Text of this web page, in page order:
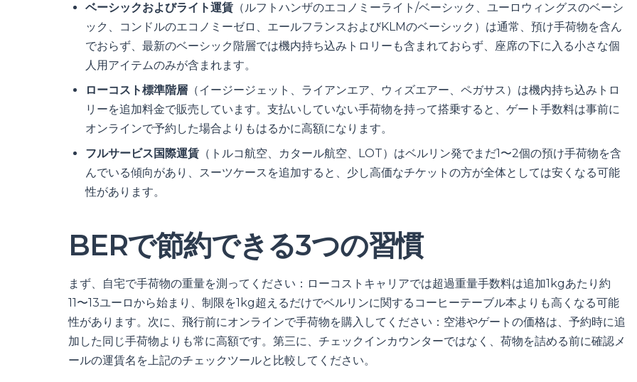
ベーシックおよびライト運賃 （ルフトハンザのエコノミーライト/ベーシック、ユーロウィングスのベーシ
ック、コンドルのエコノミーゼロ、エールフランスおよびKLMのベーシック）は通常、預け手荷物を含ん
でおらず、最新のベーシック階層では機内持ち込みトロリーも含まれておらず、座席の下に入る小さな個
人用アイテムのみが含まれます。
ローコスト標準階層 （イージージェット、ライアンエア、ウィズエアー、ペガサス）は機内持ち込みトロ
リーを追加料金で販売しています。支払いしていない手荷物を持って搭乗すると、ゲート手数料は事前に
オンラインで予約した場合よりもはるかに高額になります。
フルサービス国際運賃 （トルコ航空、カタール航空、LOT）はベルリン発でまだ1〜2個の預け手荷物を含
んでいる傾向があり、スーツケースを追加すると、少し高価なチケットの方が全体としては安くなる可能
性があります。
BERで節約できる3つの習慣
まず、自宅で手荷物の重量を測ってください：ローコストキャリアでは超過重量手数料は追加1kgあたり約
11〜13ユーロから始まり、制限を1kg超えるだけでベルリンに関するコーヒーテーブル本よりも高くなる可能
性があります。次に、飛行前にオンラインで手荷物を購入してください：空港やゲートの価格は、予約時に追
加した同じ手荷物よりも常に高額です。第三に、チェックインカウンターではなく、荷物を詰める前に確認メ
ールの運賃名を上記のチェックツールと比較してください。